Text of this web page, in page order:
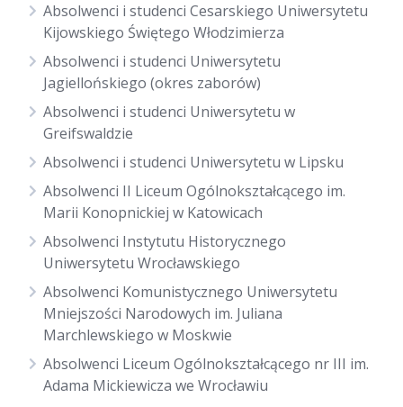
Absolwenci i studenci Cesarskiego Uniwersytetu
Kijowskiego Świętego Włodzimierza
Absolwenci i studenci Uniwersytetu
Jagiellońskiego (okres zaborów)
Absolwenci i studenci Uniwersytetu w
Greifswaldzie
Absolwenci i studenci Uniwersytetu w Lipsku
Absolwenci II Liceum Ogólnokształcącego im.
Marii Konopnickiej w Katowicach
Absolwenci Instytutu Historycznego
Uniwersytetu Wrocławskiego
Absolwenci Komunistycznego Uniwersytetu
Mniejszości Narodowych im. Juliana
Marchlewskiego w Moskwie
Absolwenci Liceum Ogólnokształcącego nr III im.
Adama Mickiewicza we Wrocławiu